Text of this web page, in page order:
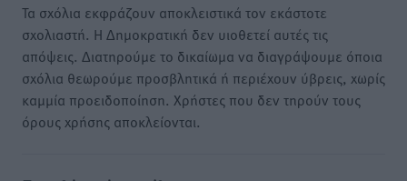
Τα σχόλια εκφράζουν αποκλειστικά τον εκάστοτε
σχολιαστή. Η Δημοκρατική δεν υιοθετεί αυτές τις
απόψεις. Διατηρούμε το δικαίωμα να διαγράψουμε όποια
σχόλια θεωρούμε προσβλητικά ή περιέχουν ύβρεις, χωρίς
καμμία προειδοποίηση. Χρήστες που δεν τηρούν τους
όρους χρήσης αποκλείονται.